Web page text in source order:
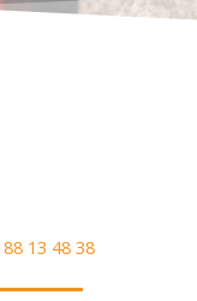
13 48 38